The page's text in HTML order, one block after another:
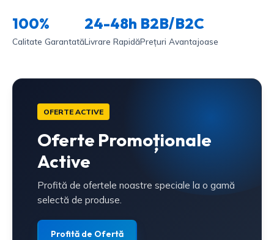
100%
Calitate Garantată
24-48h
Livrare Rapidă
B2B/B2C
Prețuri Avantajoase
OFERTE ACTIVE
Oferte Promoționale
Active
Profită de ofertele noastre speciale la o gamă
selectă de produse.
Profită de Ofertă